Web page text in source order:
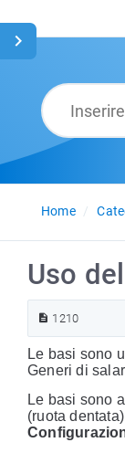
Home
Uso
1210
Le basi sono
Generi di
Le basi sono
(ruota